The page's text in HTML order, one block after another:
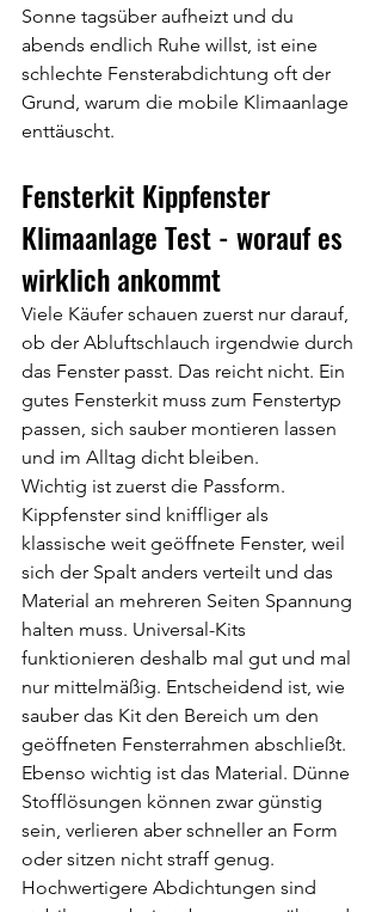
Sonne tagsüber aufheizt und du
abends endlich Ruhe willst, ist eine
schlechte Fensterabdichtung oft der
Grund, warum die mobile Klimaanlage
enttäuscht.
Fensterkit Kippfenster
Klimaanlage Test - worauf es
wirklich ankommt
Viele Käufer schauen zuerst nur darauf,
ob der Abluftschlauch irgendwie durch
das Fenster passt. Das reicht nicht. Ein
gutes Fensterkit muss zum Fenstertyp
passen, sich sauber montieren lassen
und im Alltag dicht bleiben.
Wichtig ist zuerst die Passform.
Kippfenster sind kniffliger als
klassische weit geöffnete Fenster, weil
sich der Spalt anders verteilt und das
Material an mehreren Seiten Spannung
halten muss. Universal-Kits
funktionieren deshalb mal gut und mal
nur mittelmäßig. Entscheidend ist, wie
sauber das Kit den Bereich um den
geöffneten Fensterrahmen abschließt.
Ebenso wichtig ist das Material. Dünne
Stofflösungen können zwar günstig
sein, verlieren aber schneller an Form
oder sitzen nicht straff genug.
Hochwertigere Abdichtungen sind